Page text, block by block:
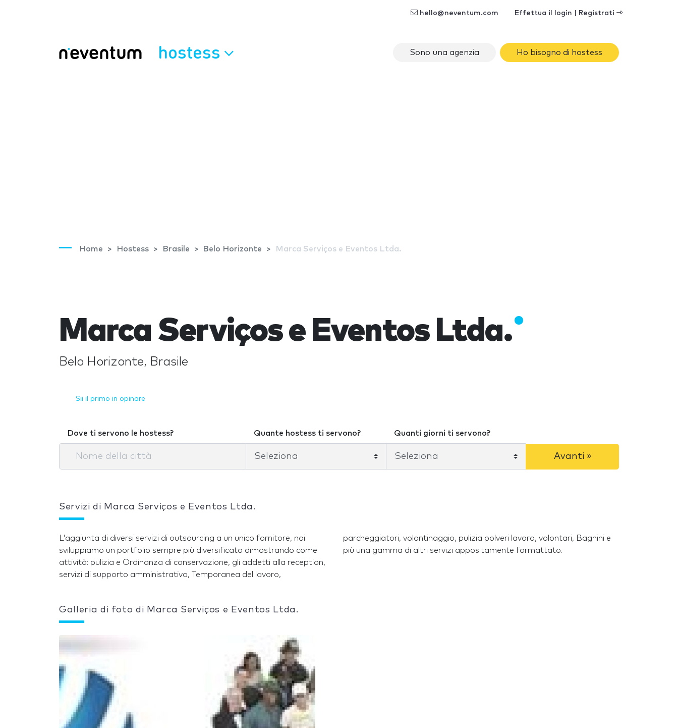
hello@neventum.com Effettua il login | Registrati
hostess Sono una agenzia Ho bisogno di hostess
Home Hostess Brasile Belo Horizonte Marca Serviços e Eventos Ltda.
Marca Serviços e Eventos Ltda.
Belo Horizonte, Brasile
Sii il primo in opinare
Dove ti servono le hostess? Quante hostess ti servono? Quanti giorni ti servono?
Avanti »
Servizi di Marca Serviços e Eventos Ltda.
L'aggiunta di diversi servizi di outsourcing a un unico fornitore, noi
sviluppiamo un portfolio sempre più diversificato dimostrando come
attività: pulizia e Ordinanza di conservazione, gli addetti alla reception,
servizi di supporto amministrativo, Temporanea del lavoro,
parcheggiatori, volantinaggio, pulizia polveri lavoro, volontari, Bagnini e
più una gamma di altri servizi appositamente formattato.
Galleria di foto di Marca Serviços e Eventos Ltda.